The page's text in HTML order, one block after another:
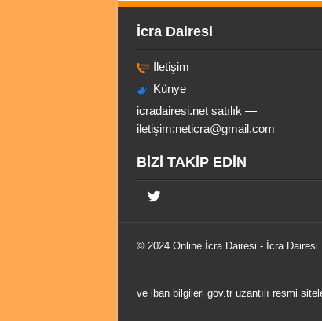
İcra Dairesi
İletişim
Künye
icradairesi.net satılık —
iletişim:neticra@gmail.com
BİZİ TAKİP EDİN
© 2024 Online İcra Dairesi - İcra Dairesi
ve iban bilgileri gov.tr uzantılı resmi